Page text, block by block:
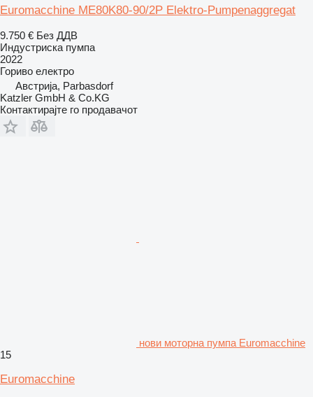
Euromacchine ME80K80-90/2P Elektro-Pumpenaggregat
9.750 € Без ДДВ
Индустриска пумпа
2022
Гориво електро
Австрија, Parbasdorf
Katzler GmbH & Co.KG
Контактирајте го продавачот
нови моторна пумпа Euromacchine
15
Euromacchine